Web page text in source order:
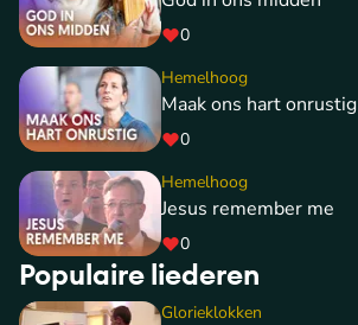
0
Hemelhoog
Maak ons hart onrustig
0
Hemelhoog
Jesus remember me
0
Populaire liederen
Glorieklokken